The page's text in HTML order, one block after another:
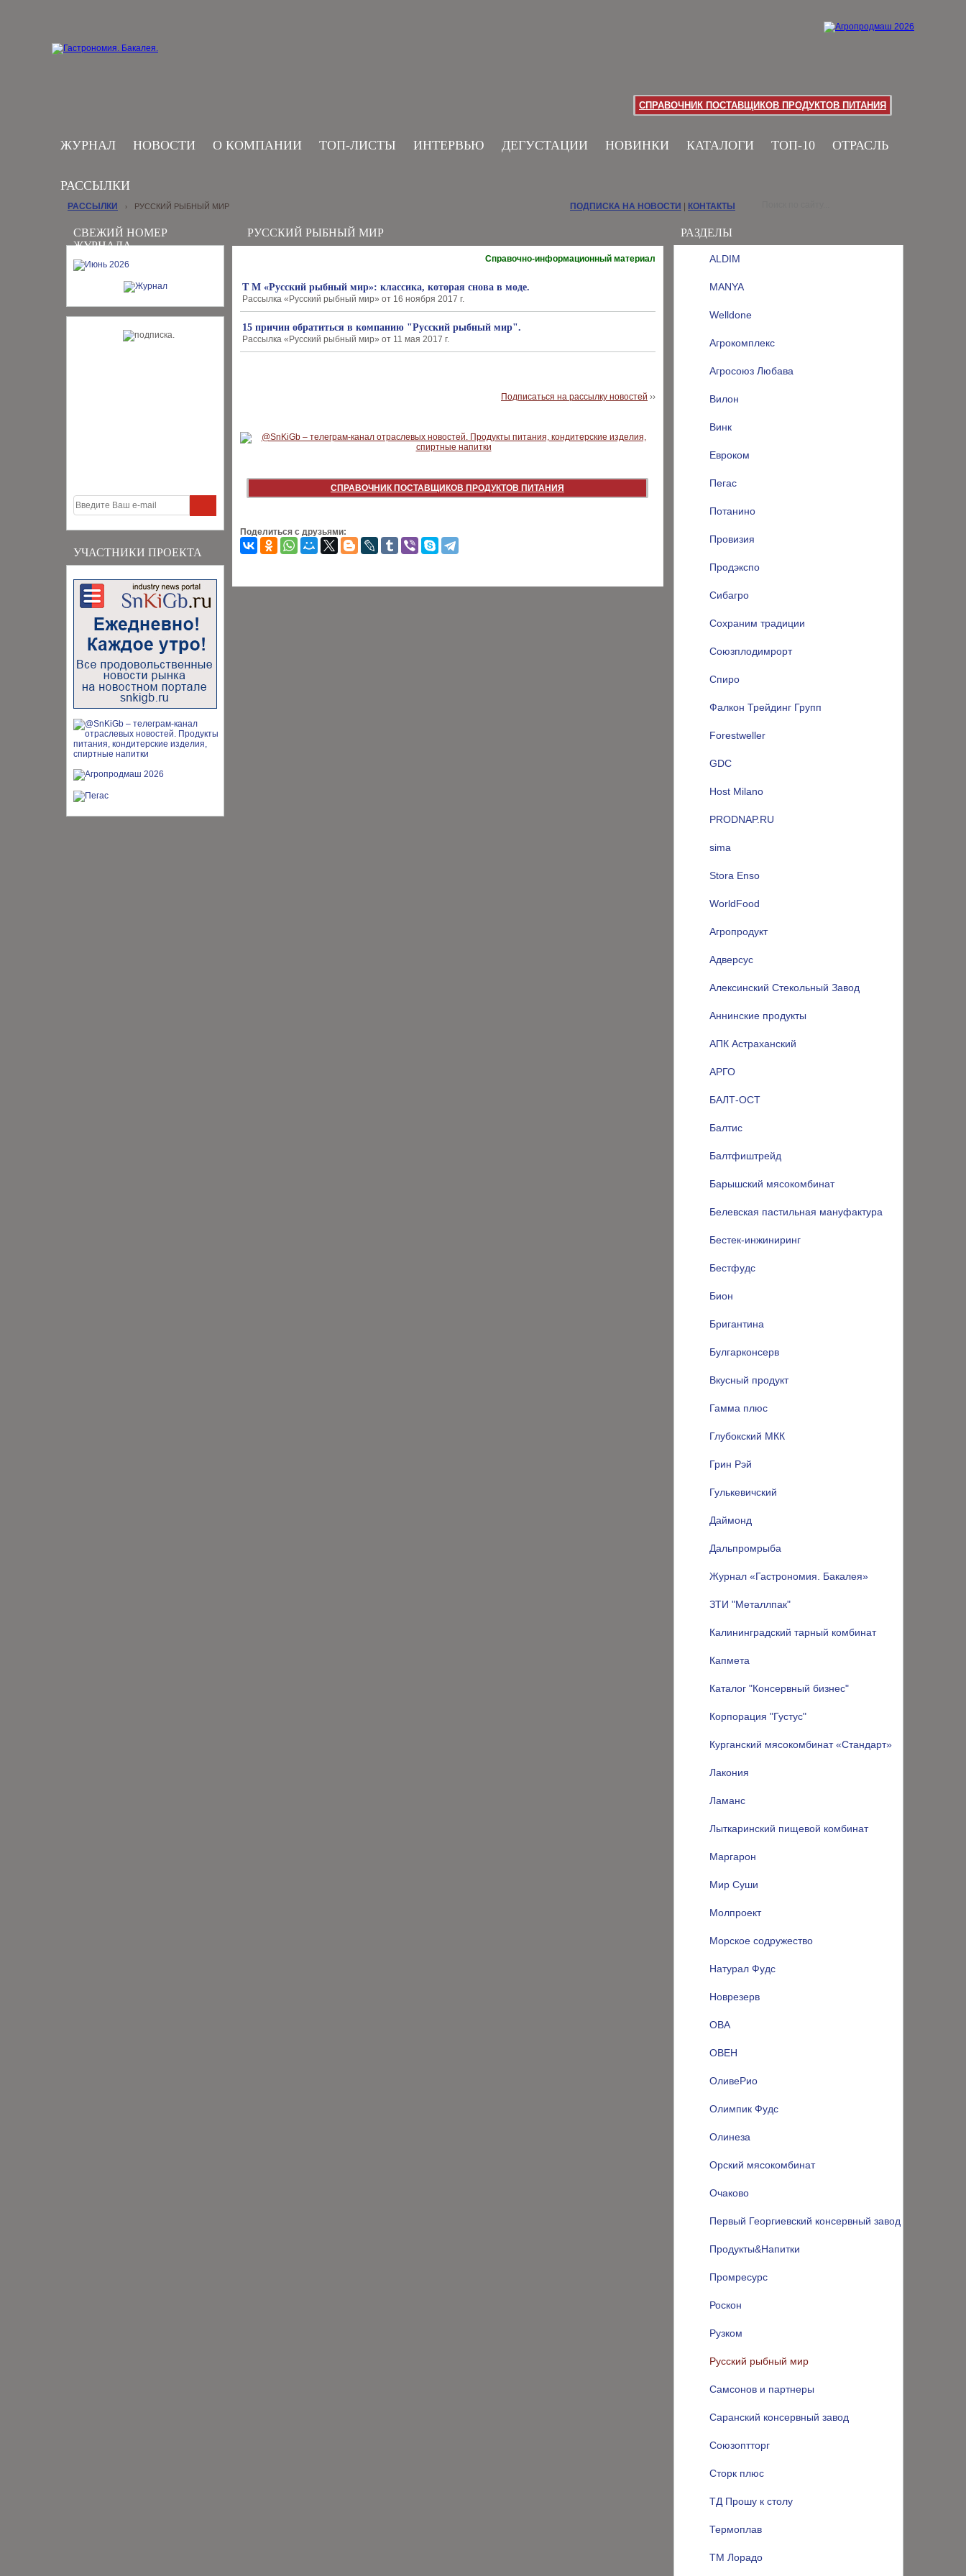
СПРАВОЧНИК ПОСТАВЩИКОВ ПРОДУКТОВ ПИТАНИЯ
ЖУРНАЛ НОВОСТИ О КОМПАНИИ ТОП-ЛИСТЫ ИНТЕРВЬЮ ДЕГУСТАЦИИ НОВИНКИ КАТАЛОГИ ТОП-10 ОТРАСЛЬ
РАССЫЛКИ
СВЕЖИЙ НОМЕР
ЖУРНАЛА
УЧАСТНИКИ ПРОЕКТА
РАЗДЕЛЫ
ALDIM
MANYA
Welldone
Агрокомплекс
Агросоюз Любава
Вилон
Винк
Евроком
Пегас
Потанино
Провизия
Продэкспо
Сибагро
Сохраним традиции
Союзплодимрорт
Спиро
Фалкон Трейдинг Групп
Forestweller
GDC
Host Milano
PRODNAP.RU
sima
Stora Enso
WorldFood
Агропродукт
Адверсус
Алексинский Стекольный Завод
Аннинские продукты
АПК Астраханский
АРГО
БАЛТ-ОСТ
Балтис
Балтфиштрейд
Барышский мясокомбинат
Белевская пастильная мануфактура
Бестек-инжиниринг
Бестфудс
Бион
Бригантина
Булгарконсерв
Вкусный продукт
Гамма плюс
Глубокский МКК
Грин Рэй
Гулькевичский
Даймонд
Дальпромрыба
Журнал «Гастрономия. Бакалея»
ЗТИ "Металлпак"
Калининградский тарный комбинат
Капмета
Каталог "Консервный бизнес"
Корпорация "Густус"
Курганский мясокомбинат «Стандарт»
Лакония
Ламанс
Лыткаринский пищевой комбинат
Маргарон
Мир Суши
Молпроект
Морское содружество
Натурал Фудс
Новрезерв
ОВА
ОВЕН
ОливеРио
Олимпик Фудс
Олинеза
Орский мясокомбинат
Очаково
Первый Георгиевский консервный завод
Продукты&Напитки
Промресурс
Роскон
Рузком
Русский рыбный мир
Самсонов и партнеры
Саранский консервный завод
Союзоптторг
Сторк плюс
ТД Прошу к столу
Термоплав
ТМ Лорадо
РАССЫЛКИ › РУССКИЙ РЫБНЫЙ МИР ПОДПИСКА НА НОВОСТИ КОНТАКТЫ
РУССКИЙ РЫБНЫЙ МИР
Справочно-информационный материал
Т М «Русский рыбный мир»: классика, которая снова в моде.
Рассылка «Русский рыбный мир» от 16 ноября 2017 г.
15 причин обратиться в компанию "Русский рыбный мир".
Рассылка «Русский рыбный мир» от 11 мая 2017 г.
Подписаться на рассылку новостей ››
СПРАВОЧНИК ПОСТАВЩИКОВ ПРОДУКТОВ ПИТАНИЯ
Поделиться с друзьями: